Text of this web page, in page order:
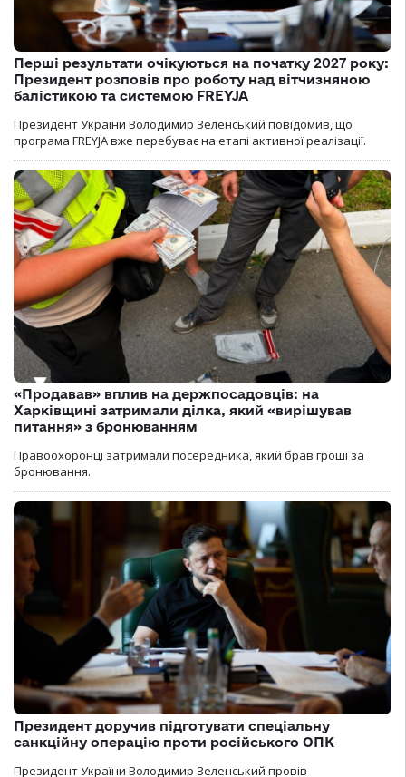
Перші результати очікуються на початку 2027 року:
Президент розповів про роботу над вітчизняною
балістикою та системою FREYJA
Президент України Володимир Зеленський повідомив, що
програма FREYJA вже перебуває на етапі активної реалізації.
«Продавав» вплив на держпосадовців: на
Харківщині затримали ділка, який «вирішував
питання» з бронюванням
Правоохоронці затримали посередника, який брав гроші за
бронювання.
Президент доручив підготувати спеціальну
санкційну операцію проти російського ОПК
Президент України Володимир Зеленський провів